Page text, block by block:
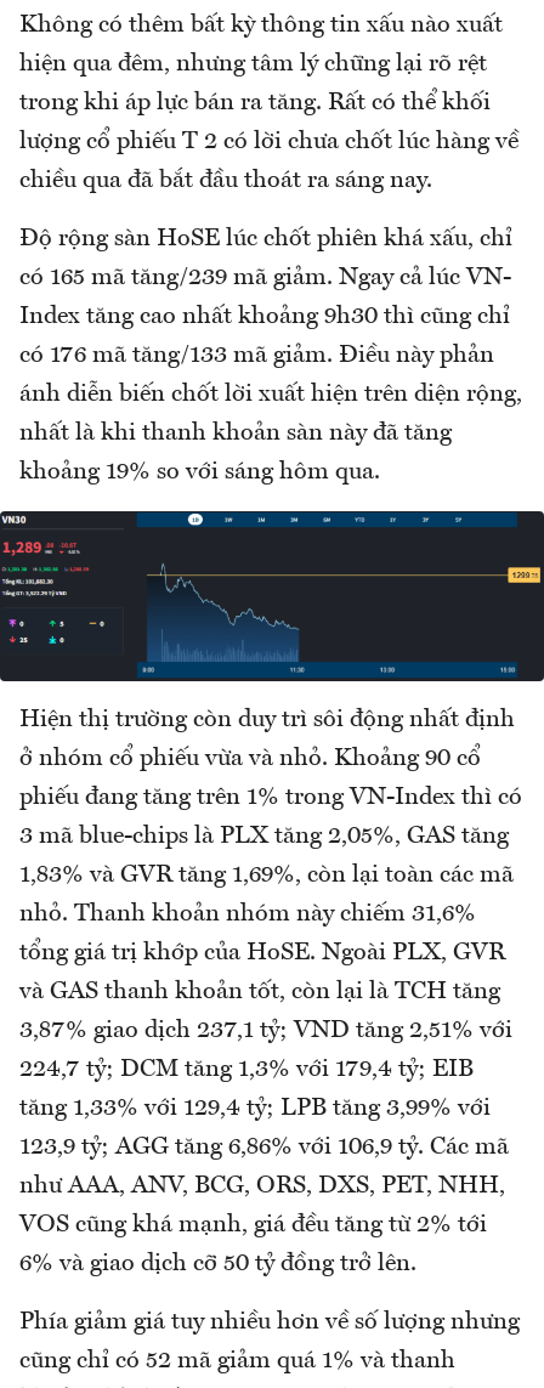
Không có thêm bất kỳ thông tin xấu nào xuất
hiện qua đêm, nhưng tâm lý chững lại rõ rệt
trong khi áp lực bán ra tăng. Rất có thể khối
lượng cổ phiếu T 2 có lời chưa chốt lúc hàng về
chiều qua đã bắt đầu thoát ra sáng nay.
Độ rộng sàn HoSE lúc chốt phiên khá xấu, chỉ
có 165 mã tăng/239 mã giảm. Ngay cả lúc VN-
Index tăng cao nhất khoảng 9h30 thì cũng chỉ
có 176 mã tăng/133 mã giảm. Điều này phản
ánh diễn biến chốt lời xuất hiện trên diện rộng,
nhất là khi thanh khoản sàn này đã tăng
khoảng 19% so với sáng hôm qua.
Hiện thị trường còn duy trì sôi động nhất định
ở nhóm cổ phiếu vừa và nhỏ. Khoảng 90 cổ
phiếu đang tăng trên 1% trong VN-Index thì có
3 mã blue-chips là PLX tăng 2,05%, GAS tăng
1,83% và GVR tăng 1,69%, còn lại toàn các mã
nhỏ. Thanh khoản nhóm này chiếm 31,6%
tổng giá trị khớp của HoSE. Ngoài PLX, GVR
và GAS thanh khoản tốt, còn lại là TCH tăng
3,87% giao dịch 237,1 tỷ; VND tăng 2,51% với
224,7 tỷ; DCM tăng 1,3% với 179,4 tỷ; EIB
tăng 1,33% với 129,4 tỷ; LPB tăng 3,99% với
123,9 tỷ; AGG tăng 6,86% với 106,9 tỷ. Các mã
như AAA, ANV, BCG, ORS, DXS, PET, NHH,
VOS cũng khá mạnh, giá đều tăng từ 2% tới
6% và giao dịch cỡ 50 tỷ đồng trở lên.
Phía giảm giá tuy nhiều hơn về số lượng nhưng
cũng chỉ có 52 mã giảm quá 1% và thanh